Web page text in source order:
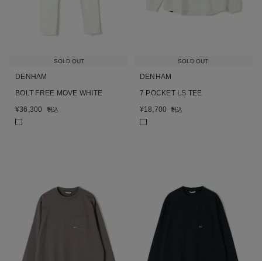
SOLD OUT
DENHAM
BOLT FREE MOVE WHITE
¥36,300 税込
SOLD OUT
DENHAM
7 POCKET LS TEE
¥18,700 税込